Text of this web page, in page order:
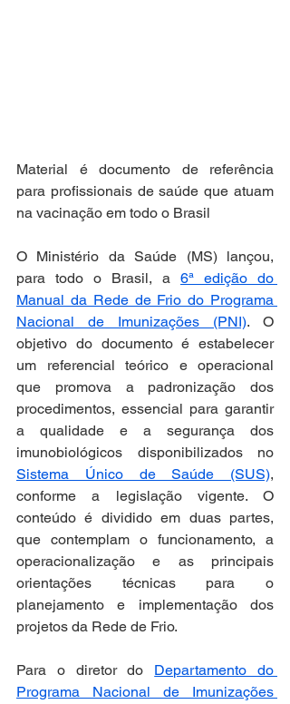
Material é documento de referência
para profissionais de saúde que atuam
na vacinação em todo o Brasil
O Ministério da Saúde (MS) lançou,
para todo o Brasil, a 6ª edição do
Manual da Rede de Frio do Programa
Nacional de Imunizações (PNI). O
objetivo do documento é estabelecer
um referencial teórico e operacional
que promova a padronização dos
procedimentos, essencial para garantir
a qualidade e a segurança dos
Sistema Único de Saúde (SUS),
conforme a legislação vigente. O
conteúdo é dividido em duas partes,
que contemplam o funcionamento, a
operacionalização e as principais
orientações técnicas para o
planejamento e implementação dos
projetos da Rede de Frio.
Para o diretor do Departamento do
Programa Nacional de Imunizações